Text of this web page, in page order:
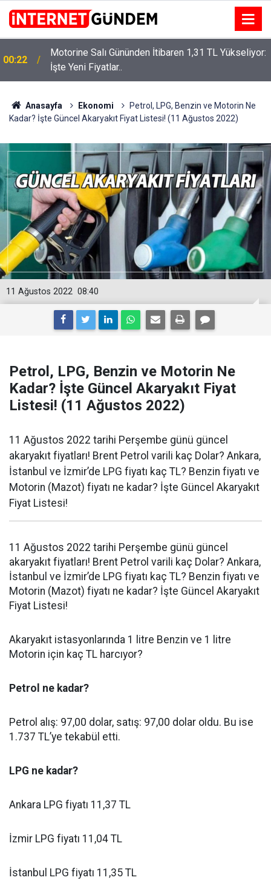
15:58
Neşet Ertaş’a “Bozkırın Tezenesi” Lakabını Kim
Verdi? Beyaz’la Joker Sorusunun Cevabı Merak
Edildi
Anasayfa Ekonomi
Petrol, LPG, Benzin ve Motorin Ne
Kadar? İşte Güncel Akaryakıt Fiyat Listesi! (11 Ağustos 2022)
08:40
11 Ağustos 2022
Petrol, LPG, Benzin ve Motorin Ne
Kadar? İşte Güncel Akaryakıt Fiyat
Listesi! (11 Ağustos 2022)
11 Ağustos 2022 tarihi Perşembe günü güncel
akaryakıt fiyatları! Brent Petrol varili kaç Dolar? Ankara,
İstanbul ve İzmir’de LPG fiyatı kaç TL? Benzin fiyatı ve
Motorin (Mazot) fiyatı ne kadar? İşte Güncel Akaryakıt
Fiyat Listesi!
11 Ağustos 2022 tarihi Perşembe günü güncel
akaryakıt fiyatları! Brent Petrol varili kaç Dolar? Ankara,
İstanbul ve İzmir’de LPG fiyatı kaç TL? Benzin fiyatı ve
Motorin (Mazot) fiyatı ne kadar? İşte Güncel Akaryakıt
Fiyat Listesi!
Akaryakıt istasyonlarında 1 litre Benzin ve 1 litre
Motorin için kaç TL harcıyor?
Petrol ne kadar?
Petrol alış: 97,00 dolar, satış: 97,00 dolar oldu. Bu ise
1.737 TL’ye tekabül etti.
LPG ne kadar?
Ankara LPG fiyatı 11,37 TL
İzmir LPG fiyatı 11,04 TL
İstanbul LPG fiyatı 11,35 TL